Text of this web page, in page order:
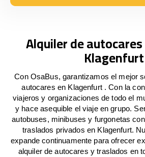
Alquiler de
Klagenfurt
Con OsaBus, garantizamos el mejor
autocares en Klagenfurt . Con la
viajeros y organizaciones de todo el
y hace asequible el viaje en grupo.
autobuses, minibuses y furgonetas
traslados privados en Klagenfurt.
expande continuamente para ofrecer
alquiler de autocares y traslados en